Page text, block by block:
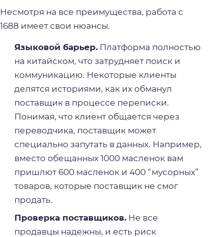
Несмотря на все преимущества, работа с
1688 имеет свои нюансы.
Языковой барьер.Платформа полностью
на китайском, что затрудняет поиск и
коммуникацию. Некоторые клиенты
делятся историями, как их обманул
поставщик в процессе переписки.
Понимая, что клиент общается через
переводчика, поставщик может
специально запутать в данных. Например,
вместо обещанных 1000 масленок вам
пришлют 600 масленок и 400 “мусорных”
товаров, которые поставщик не смог
продать.
Проверка поставщиков.Не все
продавцы надежны, и есть риск